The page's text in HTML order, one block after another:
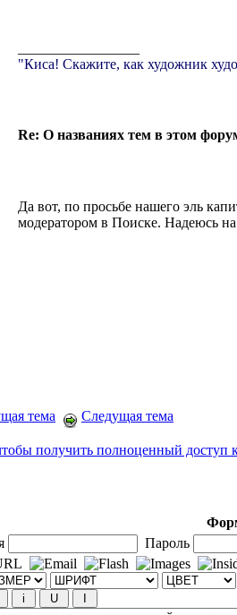
"Киса! Скажите, как художник
Re: О названиях тем в этом
Да вот, по просьбе нашего эль
модератором в Поиске. Надеюсь
тема Следущая тема
получить полноценный доступ
Пароль